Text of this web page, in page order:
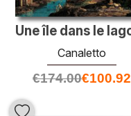
Canaletto
€174.00€100.92